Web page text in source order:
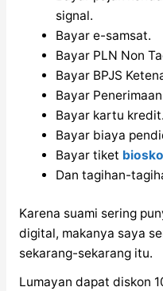
signal.
Bayar e-samsat.
Bayar PLN Non
Bayar BPJS
Bayar
Bayar kartu kredit.
Bayar biaya
Bayar tiket
Dan tagihan-
Karena suami sering
digital, makanya saya
sekarang-sekarang itu.
Lumayan dapat diskon